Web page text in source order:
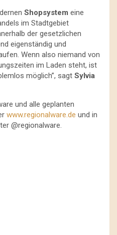
Shopsystem eine
im Stadtgebiet
der gesetzlichen
eigenständig und
Wenn also niemand von
im Laden steht, ist
möglich”, sagt Sylvia
und alle geplanten
www.regionalware.de und in
@regionalware.